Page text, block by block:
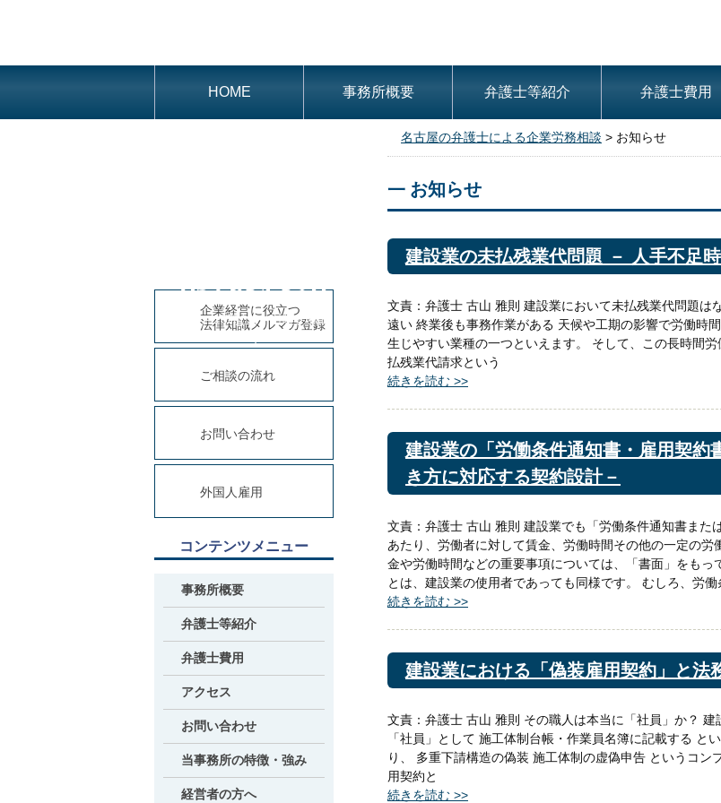
HOME 事務所概要 弁護士等紹介 弁護士費用
名古屋の弁護士による企業労務相談 > お知らせ
お知らせ
建設業の未払残業代問題 － 人手不足
文責：弁護士 古山 雅則 建設業において未払残業代問題
遠い 終業後も事務作業がある 天候や工期の影響で労働時
生じやすい業種の一つといえます。 そして、この長時間
払残業代請求という
続きを読む >>
建設業の「労働条件通知書・雇用契
き方に対応する契約設計－
文責：弁護士 古山 雅則 建設業でも「労働条件通知書ま
あたり、労働者に対して賃金、労働時間その他の一定の
金や労働時間などの重要事項については、「書面」をも
とは、建設業の使用者であっても同様です。 むしろ、労働
続きを読む >>
建設業における「偽装雇用契約」と法
文責：弁護士 古山 雅則 その職人は本当に「社員」か？
「社員」として 施工体制台帳・作業員名簿に記載する
り、 多重下請構造の偽装 施工体制の虚偽申告 というコ
用契約と
続きを読む >>
052-684-8311
平日9時～18時(土・日曜、祝日
企業経営に役立つ
法律知識メルマガ登録
ご相談の流れ
お問い合わせ
外国人雇用
コンテンツメニュー
事務所概要
弁護士等紹介
弁護士費用
アクセス
お問い合わせ
当事務所の特徴・強み
経営者の方へ